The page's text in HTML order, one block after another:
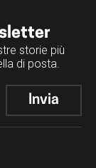
storie più
di posta.